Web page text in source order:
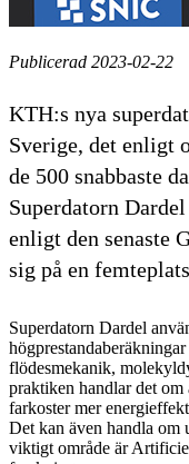
Publicerad 2023-02-22
KTH:s nya
Sverige, det enligt
de 500 snabbaste
Superdatorn
enligt den senaste
sig på en
Superdatorn Dardel
flödesmekanik,
praktiken handlar det om
farkoster mer
Det kan även handla om
viktigt område är